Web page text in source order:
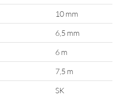
10 mm
6,5 mm
6 m
7,5 m
SK